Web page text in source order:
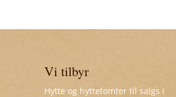
Vi tilbyr
Hytte og hyttetomter til salgs i